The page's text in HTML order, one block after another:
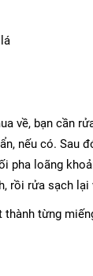
về, bạn cần
nếu có. Sau
pha loãng
rồi rửa sạch lại
thành từng